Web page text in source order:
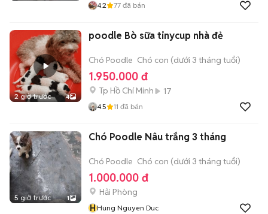
4.2 77 đã bán
2 giờ trước 4
poodle Bò sữa tinycup nhà đẻ
Chó Poodle Chó con (dưới 3 tháng tuổi)
1.950.000 đ
Tp Hồ Chí Minh 17
4.5 11 đã bán
5 giờ trước 1
Chó Poodle Nâu trắng 3 tháng
Chó Poodle Chó con (dưới 3 tháng tuổi)
1.000.000 đ
Hải Phòng
HHung Nguyen Duc